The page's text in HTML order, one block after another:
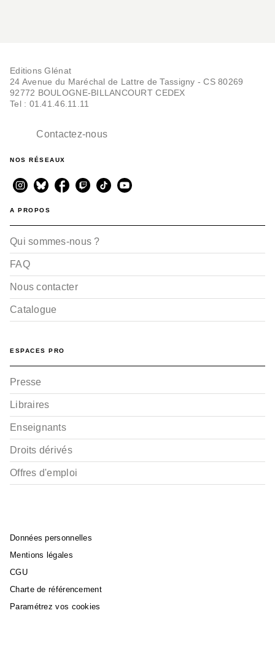
Editions Glénat
24 Avenue du Maréchal de Lattre de Tassigny - CS 80269
92772 BOULOGNE-BILLANCOURT CEDEX
Tel : 01.41.46.11.11
Contactez-nous
NOS RÉSEAUX
A PROPOS
Qui sommes-nous ?
FAQ
Nous contacter
Catalogue
ESPACES PRO
Presse
Libraires
Enseignants
Droits dérivés
Offres d'emploi
Données personnelles
Mentions légales
CGU
Charte de référencement
Paramétrez vos cookies